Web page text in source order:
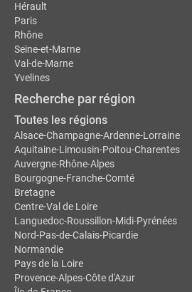
Hérault
Paris
Rhône
Seine-et-Marne
Val-de-Marne
Yvelines
Recherche par région
Toutes les régions
Alsace-Champagne-Ardenne-Lorraine
Aquitaine-Limousin-Poitou-Charentes
Auvergne-Rhône-Alpes
Bourgogne-Franche-Comté
Bretagne
Centre-Val de Loire
Languedoc-Roussillon-Midi-Pyrénées
Nord-Pas-de-Calais-Picardie
Normandie
Pays de la Loire
Provence-Alpes-Côte d'Azur